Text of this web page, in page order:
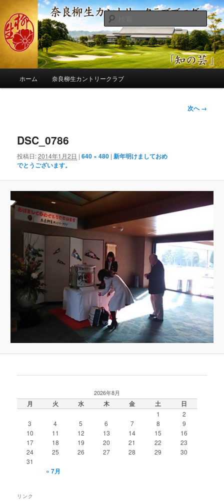
ン
コ
ン
へ
奈良柳生カントリークラブ総支配人
ブログ
季節の話題、クラブの出来事、コースの改修・更新作業、ゴルフに関する随
筆、喜怒哀楽などを気まぐれに発信します。
検
索
ホーム 奈良柳生カントリークラブ
ビ
ー
シ
ョ
ン
次へ →
DSC_0786
投稿日:2014年1月2日 |640 × 480 |新年明けましておめ
でとうございます。
2026年8月
月 火 水 木 金 土 日
1
2
3
4 5 6 7 8
9
10
11 12 13 14 15
16
17
18 19 20 21 22
23
24
25 26 27 28 29
30
31
« 7月
リンク